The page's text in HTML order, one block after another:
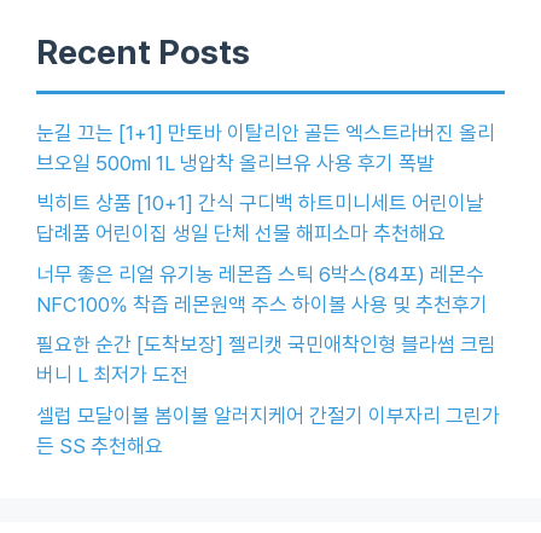
Recent Posts
눈길 끄는 [1+1] 만토바 이탈리안 골든 엑스트라버진 올리
브오일 500ml 1L 냉압착 올리브유 사용 후기 폭발
빅히트 상품 [10+1] 간식 구디백 하트미니세트 어린이날
답례품 어린이집 생일 단체 선물 해피소마 추천해요
너무 좋은 리얼 유기농 레몬즙 스틱 6박스(84포) 레몬수
NFC100% 착즙 레몬원액 주스 하이볼 사용 및 추천후기
필요한 순간 [도착보장] 젤리캣 국민애착인형 블라썸 크림
버니 L 최저가 도전
셀럽 모달이불 봄이불 알러지케어 간절기 이부자리 그린가
든 SS 추천해요